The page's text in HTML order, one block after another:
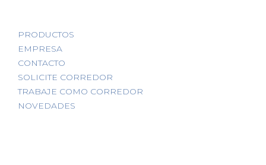
PRODUCTOS
EMPRESA
CONTACTO
SOLICITE CORREDOR
TRABAJE COMO CORREDOR
NOVEDADES